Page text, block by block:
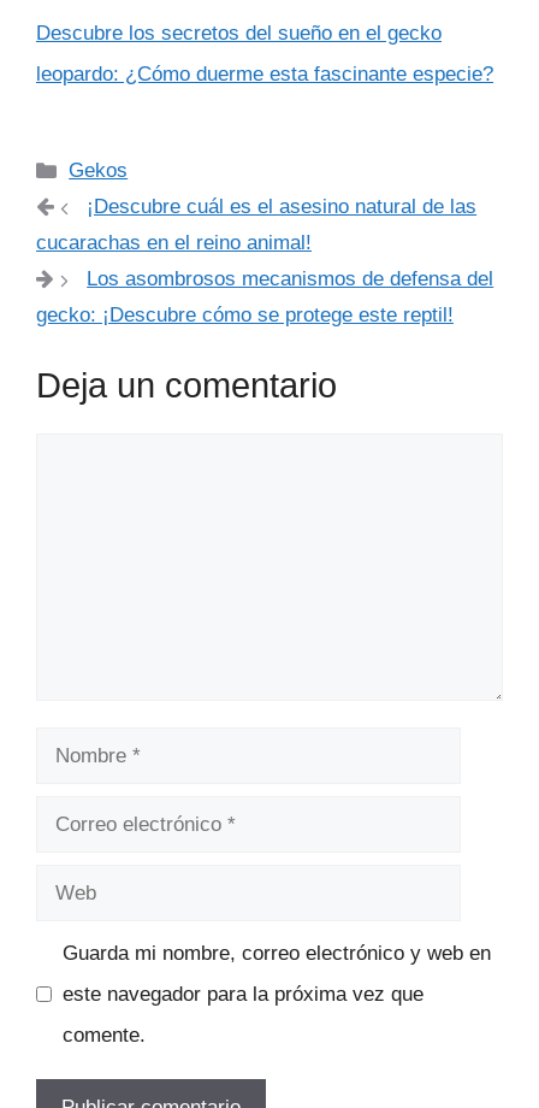
Descubre los secretos del sueño en el gecko
leopardo: ¿Cómo duerme esta fascinante especie?
Categorías
Gekos
¡Descubre cuál es el asesino natural de las
cucarachas en el reino animal!
Los asombrosos mecanismos de defensa del
gecko: ¡Descubre cómo se protege este reptil!
Deja un comentario
Nombre
Correo
Web
Guarda mi nombre, correo electrónico y web en
este navegador para la próxima vez que
comente.